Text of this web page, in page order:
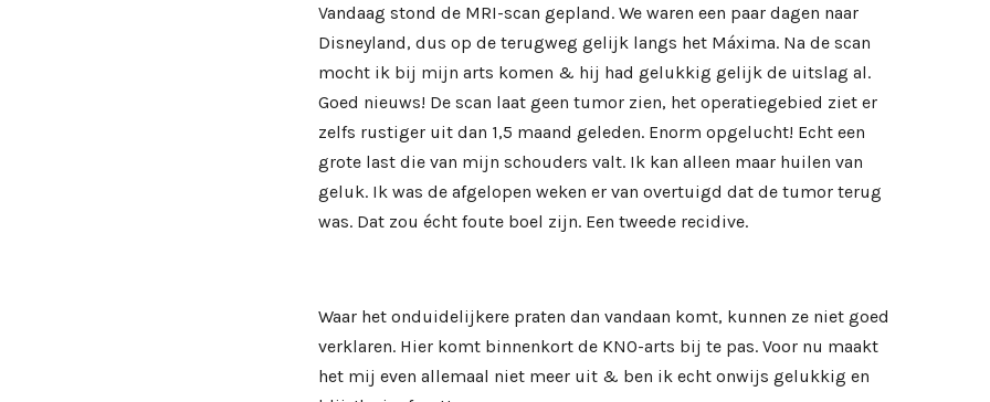
Vandaag stond de MRI-scan gepland. We waren een paar dagen naar
Disneyland, dus op de terugweg gelijk langs het Máxima. Na de scan
mocht ik bij mijn arts komen & hij had gelukkig gelijk de uitslag al.
Goed nieuws! De scan laat geen tumor zien, het operatiegebied ziet er
zelfs rustiger uit dan 1,5 maand geleden. Enorm opgelucht! Echt een
grote last die van mijn schouders valt. Ik kan alleen maar huilen van
geluk. Ik was de afgelopen weken er van overtuigd dat de tumor terug
was. Dat zou écht foute boel zijn. Een tweede recidive.
Waar het onduidelijkere praten dan vandaan komt, kunnen ze niet goed
verklaren. Hier komt binnenkort de KNO-arts bij te pas. Voor nu maakt
het mij even allemaal niet meer uit & ben ik echt onwijs gelukkig en